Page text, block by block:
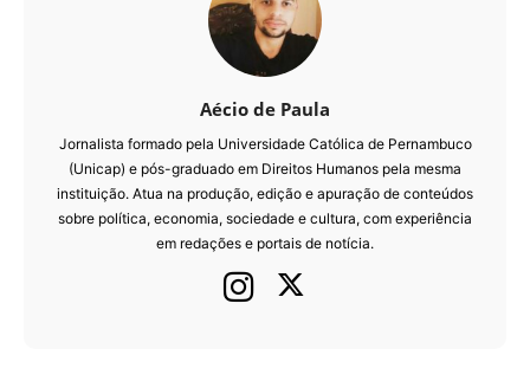
Aécio de Paula
Jornalista formado pela Universidade Católica de Pernambuco
(Unicap) e pós-graduado em Direitos Humanos pela mesma
instituição. Atua na produção, edição e apuração de conteúdos
sobre política, economia, sociedade e cultura, com experiência
em redações e portais de notícia.